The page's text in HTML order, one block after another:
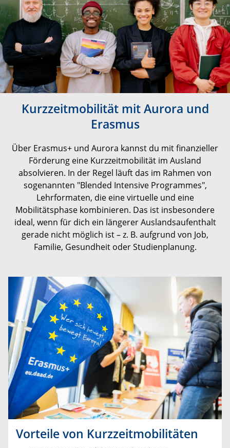
Kurzzeitmobilität mit Aurora und
Erasmus
Über Erasmus+ und Aurora kannst du mit finanzieller
Förderung eine Kurzzeitmobilität im Ausland
absolvieren. In der Regel läuft das im Rahmen von
sogenannten "Blended Intensive Programmes",
Lehrformaten, die eine virtuelle und eine
Mobilitätsphase kombinieren. Das ist insbesondere
ideal, wenn für dich ein längerer Auslandsaufenthalt
gerade nicht möglich ist – z. B. aufgrund von Job,
Familie, Gesundheit oder Studienplanung.
Vorteile von Kurzzeitmobilitäten